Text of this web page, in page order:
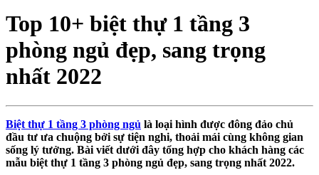
Top 10+ biệt thự 1 tầng 3
phòng ngủ đẹp, sang trọng
nhất 2022
Biệt thự 1 tầng 3 phòng ngủ là loại hình được đông đảo chủ
đầu tư ưa chuộng bởi sự tiện nghi, thoải mái cùng không gian
sống lý tưởng. Bài viết dưới đây tổng hợp cho khách hàng các
mẫu biệt thự 1 tầng 3 phòng ngủ đẹp, sang trọng nhất 2022.